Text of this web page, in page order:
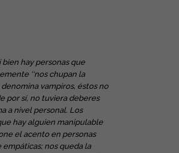
bien hay personas que
‘‘nos chupan la
denomina vampiros, éstos no
por sí, no tuviera deberes
a nivel personal. Los
hay alguien manipulable
el acento en personas
nos queda la